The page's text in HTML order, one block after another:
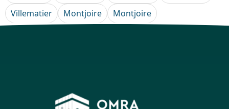
Villematier
Montjoire Montjoire